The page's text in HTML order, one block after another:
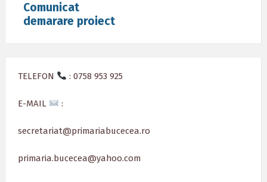
Comunicat
demarare proiect
TELEFON : 0758 953 925
E-MAIL :
secretariat@primariabucecea.ro
primaria.bucecea@yahoo.com